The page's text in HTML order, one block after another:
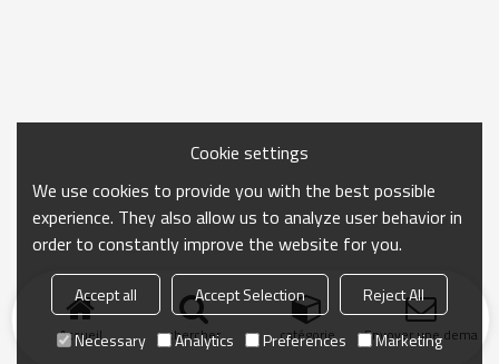
Accueil chercher catégorie Envoyer une
Cookie settings
We use cookies to provide you with the best possible
experience. They also allow us to analyze user behavior in
order to constantly improve the website for you.
Accept all Accept Selection
Reject All
Necessary
Analytics Preferences Marketing